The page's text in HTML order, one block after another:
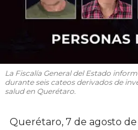
La Fiscalía General del Estado
durante seis cateos derivados de
salud en Querétaro.
Querétaro, 7 de agosto